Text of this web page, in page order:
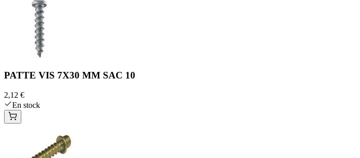
PATTE VIS 7X30 MM SAC 10
2,12 €
En stock